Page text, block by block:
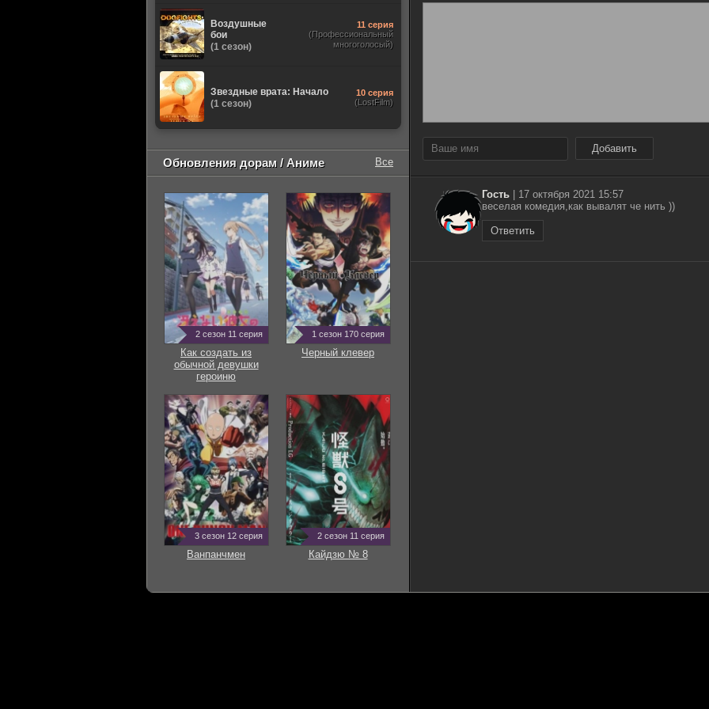
Добавить
Гость
17 октября 2021 15:57
веселая комедия,как вывалят че нить ))
Ответить
Воздушные
бои
(1 сезон)
11 серия
(Профессиональный
многоголосый)
Звездные врата: Начало
(1 сезон)
10 серия
(LostFilm)
Обновления дорам / Аниме Все
2 сезон 11 серия
Как создать из
обычной девушки
героиню
1 сезон 170 серия
Черный клевер
3 сезон 12 серия
Ванпанчмен
2 сезон 11 серия
Кайдзю № 8